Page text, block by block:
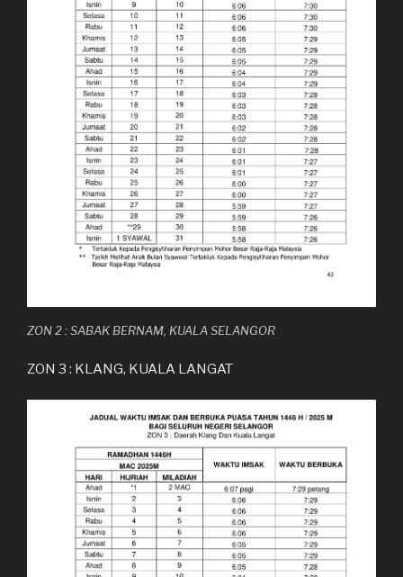
ZON 2 : SABAK BERNAM, KUALA SELANGOR
ZON 3 : KLANG, KUALA LANGAT